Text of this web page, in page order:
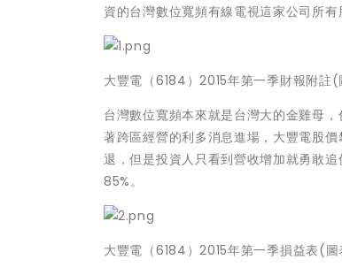
資的台灣數位寬頻有線電視這家公司所有
大豐電（6184）2015年第一季財報附註
台灣數位寬頻本來就是台灣大的金雞母
著跨區經營的利多消息進場，大豐電股
退，但是投資人只看到營收增加就勇敢
85%。
大豐電（6184）2015年第一季損益表(